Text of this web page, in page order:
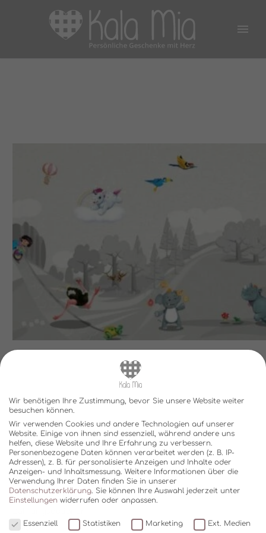
SHOP
Über Kala Mia
FAQ
Wir benötigen Ihre Zustimmung, bevor Sie unsere Website weiter
besuchen können.
Wir verwenden Cookies und andere Technologien auf unserer
Website. Einige von ihnen sind essenziell, während andere uns
helfen, diese Website und Ihre Erfahrung zu verbessern.
Personenbezogene Daten können verarbeitet werden (z. B. IP-
Adressen), z. B. für personalisierte Anzeigen und Inhalte oder
Anzeigen- und Inhaltsmessung. Weitere Informationen über die
Verwendung Ihrer Daten finden Sie in unserer
Datenschutzerklärung. Sie können Ihre Auswahl jederzeit unter
Einstellungen widerrufen oder anpassen.
Essenziell Statistiken Marketing Ext. Medien